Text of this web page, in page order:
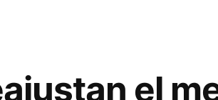
el